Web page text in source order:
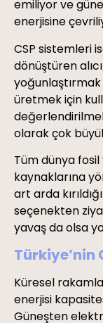
emiliyor ve
enerjisine
CSP sistemleri
dönüştüren
yoğunlaştırmak
üretmek için
olarak çok
Tüm dünya
kaynaklarına
art arda
seçenekten
yavaş da olsa
Türkiye’nin
Küresel
enerjisi
Güneşten